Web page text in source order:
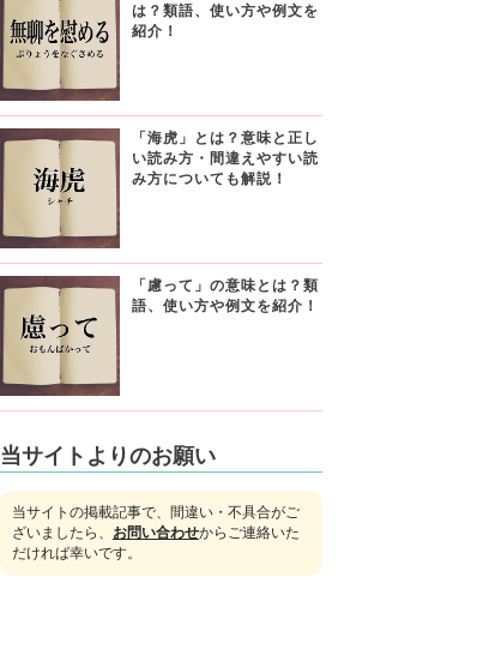
は？類語、使い方や例文を
紹介！
「海虎」とは？意味と正し
い読み方・間違えやすい読
み方についても解説！
「慮って」の意味とは？類
語、使い方や例文を紹介！
当サイトよりのお願い
当サイトの掲載記事で、間違い・不具合がご
ざいましたら、 お問い合わせからご連絡いた
だければ幸いです。